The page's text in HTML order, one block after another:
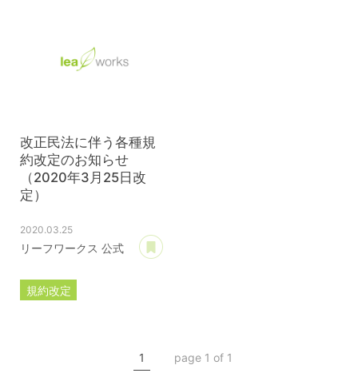
改正民法に伴う各種規
約改定のお知らせ
（2020年3月25日改
定）
2020.03.25
リーフワークス 公式
規約改定
1 page 1 of 1